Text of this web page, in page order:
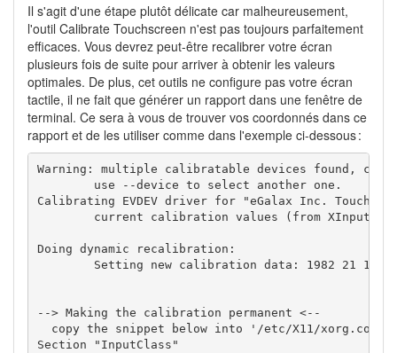
Il s'agit d'une étape plutôt délicate car malheureusement,
l'outil Calibrate Touchscreen n'est pas toujours parfaitement
efficaces. Vous devrez peut-être recalibrer votre écran
plusieurs fois de suite pour arriver à obtenir les valeurs
optimales. De plus, cet outils ne configure pas votre écran
tactile, il ne fait que générer un rapport dans une fenêtre de
terminal. Ce sera à vous de trouver vos coordonnés dans ce
rapport et de les utiliser comme dans l'exemple ci-dessous :
Warning: multiple calibratable devices found,
Calibrating EVDEV driver for "eGalax Inc. Touch"
Doing dynamic recalibration:
--> Making the calibration permanent <--
copy the snippet below into '/etc/X11/
Section "InputClass"